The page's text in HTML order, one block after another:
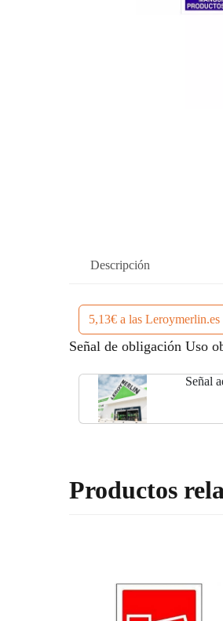
Descripción
5,13€ a las Leroymerlin.es
Señal de obligación Uso
Señal
Productos